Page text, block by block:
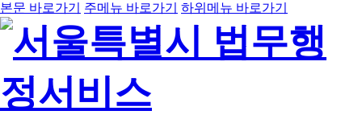
본문 바로가기 주메뉴 바로가기 하위메뉴 바로가기